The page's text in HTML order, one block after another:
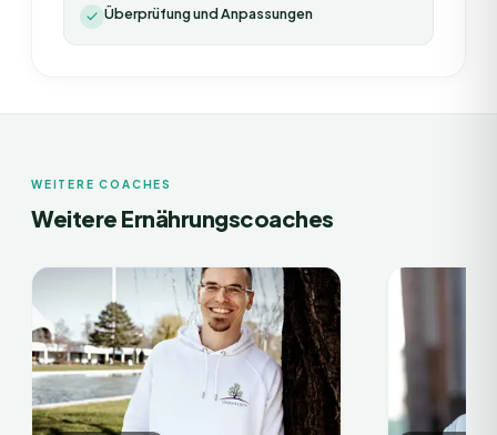
Überprüfung und Anpassungen
WEITERE COACHES
Weitere Ernährungscoaches